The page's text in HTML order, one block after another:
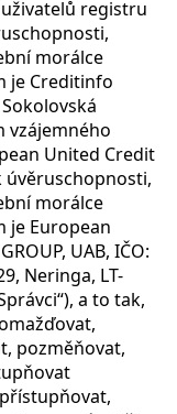
registru
morálce
je Creditinfo
vzájemného
United Credit
úvěruschopnosti,
morálce
je European
UAB, IČO:
Neringa, LT-
a to tak,
pozměňovat,